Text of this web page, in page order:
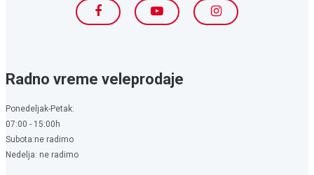
Radno vreme veleprodaje
Ponedeljak-Petak:
07:00 - 15:00h
Subota:ne radimo
Nedelja: ne radimo